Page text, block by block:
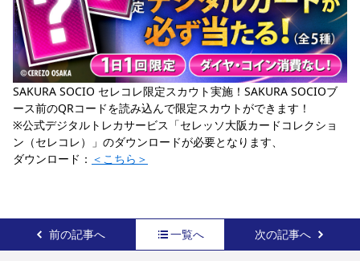
SAKURA SOCIO セレコレ限定スカウト実施！SAKURA SOCIOブ
ース前のQRコードを読み込んで限定スカウトができます！
※公式デジタルトレカサービス「セレッソ大阪カードコレクショ
ン（セレコレ）」のダウンロードが必要となります、
ダウンロード： ＜こちら＞
前の記事へ 一覧へ 次の記事へ